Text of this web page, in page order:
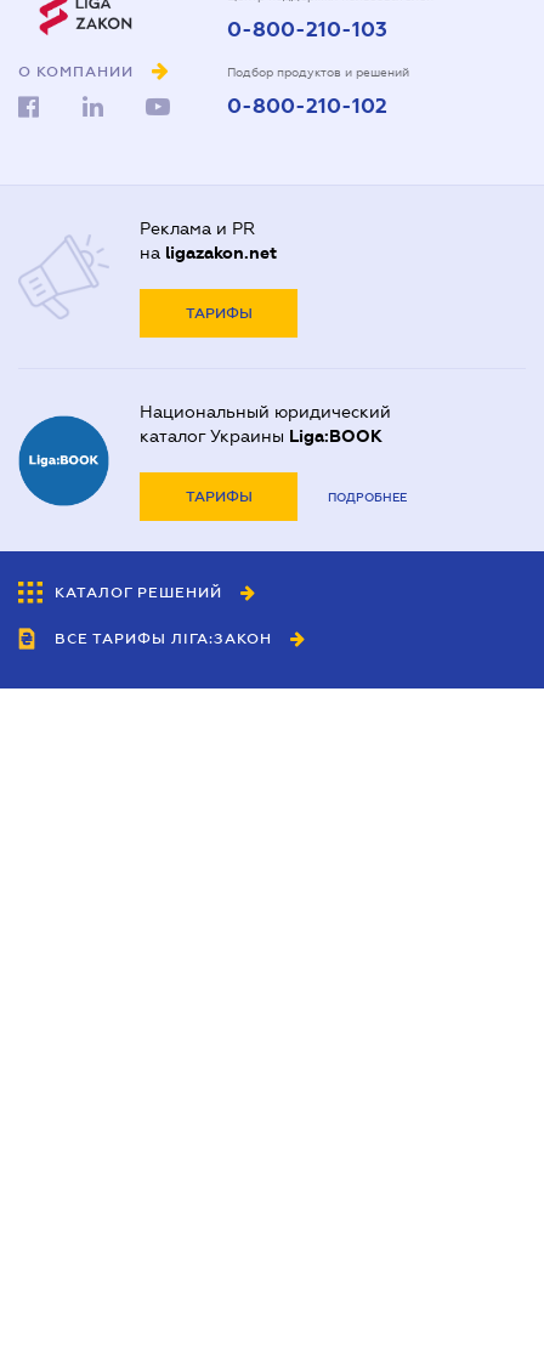
О КОМПАНИИ
0-800-210-103
Подбор продуктов и решений
0-800-210-102
Реклама и PR
на ligazakon.net
ТАРИФЫ
Национальный юридический
каталог Украины Liga:BOOK
ТАРИФЫ ПОДРОБНЕЕ
КАТАЛОГ РЕШЕНИЙ
ВСЕ ТАРИФЫ ЛІГА:ЗАКОН